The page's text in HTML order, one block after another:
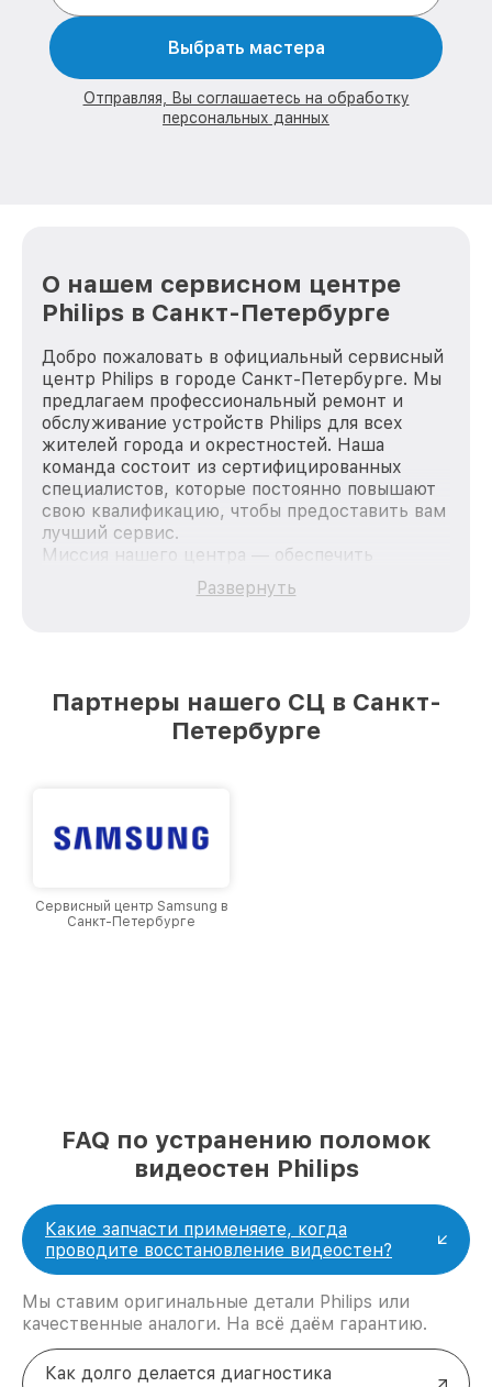
Выбрать мастера
Отправляя, Вы соглашаетесь на обработку
персональных данных
О нашем сервисном центре
Philips в Санкт-Петербурге
Добро пожаловать в официальный сервисный
центр Philips в городе Санкт-Петербурге. Мы
предлагаем профессиональный ремонт и
обслуживание устройств Philips для всех
жителей города и окрестностей. Наша
команда состоит из сертифицированных
специалистов, которые постоянно повышают
свою квалификацию, чтобы предоставить вам
лучший сервис.
Миссия нашего центра — обеспечить
качественный и доступный ремонт для
каждого пользователя продукции Philips, вне
лучшим сервисным центром Philips в городе
Санкт-Петербурге, постоянно повышая
Развернуть
Партнеры нашего СЦ в Санкт-
Петербурге
Сервисный центр Samsung в
Санкт-Петербурге
FAQ по устранению поломок
видеостен Philips
Какие запчасти применяете, когда
проводите восстановление видеостен?
Мы ставим оригинальные детали Philips или
качественные аналоги. На всё даём гарантию.
Как долго делается диагностика